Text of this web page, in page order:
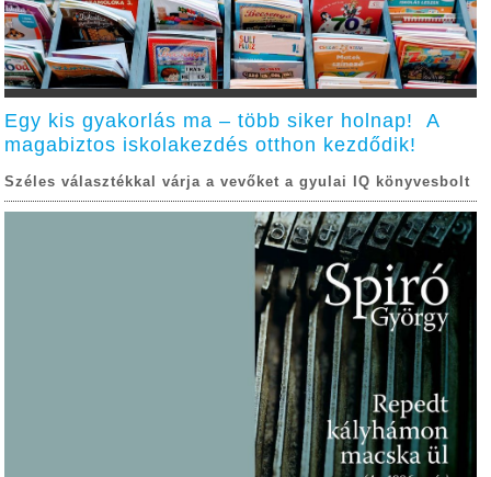
Egy kis gyakorlás ma – több siker holnap! A
magabiztos iskolakezdés otthon kezdődik!
Széles választékkal várja a vevőket a gyulai IQ könyvesbolt